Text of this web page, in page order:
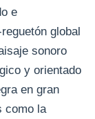
e
global
sonoro
y orientado
en gran
como la